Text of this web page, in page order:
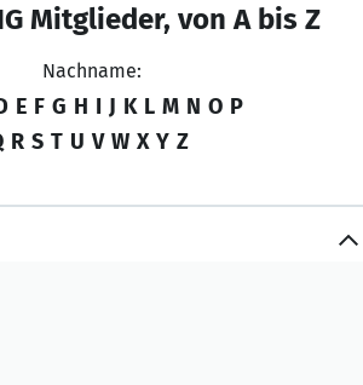
Mitglieder, von A bis Z
Nachname:
E F G H I J K L M N O P
R S T U V W X Y Z